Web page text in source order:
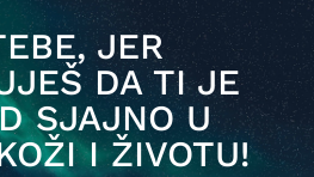
JER
DA TI JE
SJAJNO U
I ŽIVOTU!